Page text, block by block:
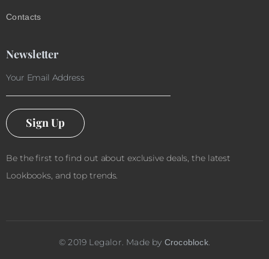
Contacts
Newsletter
Sign Up
Be the first to find out about exclusive deals, the latest
Lookbooks, and top trends.
©2019 Legalor. Made by Crocoblock.